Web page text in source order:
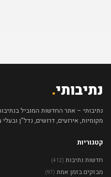
נתיבותי.
נתיבותי – אתר החדשות המוביל
מקומיות, אירועים, דרושים, נדל"ן
קטגוריות
חדשות נתיבות (412)
מבזקים בזמן אמת (97)